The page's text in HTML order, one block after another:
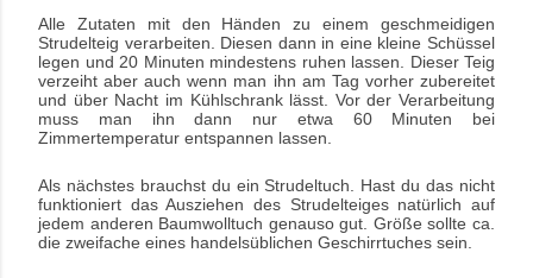
Alle Zutaten mit den Händen zu einem geschmeidigen
Strudelteig verarbeiten. Diesen dann in eine kleine Schüssel
legen und 20 Minuten mindestens ruhen lassen. Dieser Teig
verzeiht aber auch wenn man ihn am Tag vorher zubereitet
und über Nacht im Kühlschrank lässt. Vor der Verarbeitung
muss man ihn dann nur etwa 60 Minuten bei
Zimmertemperatur entspannen lassen.
Als nächstes brauchst du ein Strudeltuch. Hast du das nicht
funktioniert das Ausziehen des Strudelteiges natürlich auf
jedem anderen Baumwolltuch genauso gut. Größe sollte ca.
die zweifache eines handelsüblichen Geschirrtuches sein.